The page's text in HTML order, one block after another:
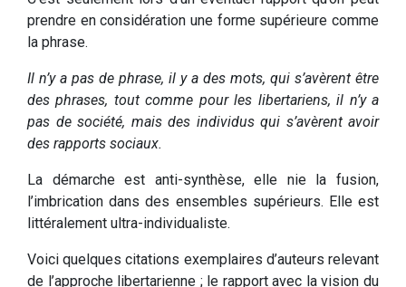
prendre en considération une forme supérieure comme
la phrase.
Il n’y a pas de phrase, il y a des mots, qui s’avèrent être
des phrases, tout comme pour les libertariens, il n’y a
pas de société, mais des individus qui s’avèrent avoir
des rapports sociaux.
La démarche est anti-synthèse, elle nie la fusion,
l’imbrication dans des ensembles supérieurs. Elle est
littéralement ultra-individualiste.
Voici quelques citations exemplaires d’auteurs relevant
de l’approche libertarienne ; le rapport avec la vision du